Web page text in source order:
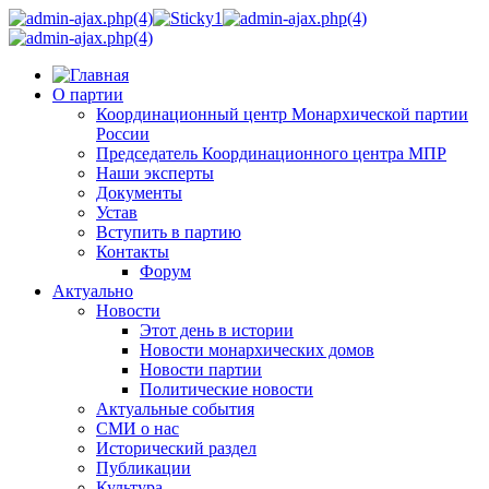
О партии
Координационный центр Монархической партии
России
Председатель Координационного центра МПР
Наши эксперты
Документы
Устав
Вступить в партию
Контакты
Форум
Актуально
Новости
Этот день в истории
Новости монархических домов
Новости партии
Политические новости
Актуальные события
СМИ о нас
Исторический раздел
Публикации